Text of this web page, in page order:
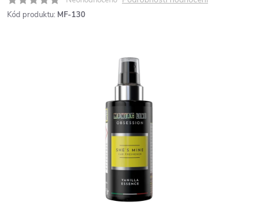
Kód produktu: MF-130